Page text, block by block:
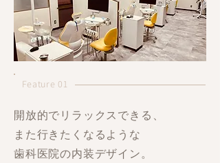
開放的でリラックスできる、
また行きたくなるような
歯科医院の内装デザイン。
Feature 01